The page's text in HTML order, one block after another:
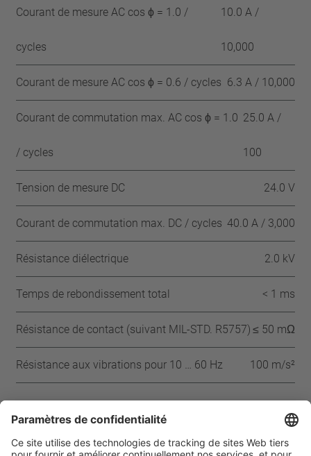
Courant de mesure AC cos ϕ = 1.0 /
cycles
10.0 A /
10,000
Courant de mesure AC cos ϕ = 0.6 / cycles 6.3 A / 10,000
Courant de commutation max. AC cos ϕ = 1.0
/ cycles
25.0 A /
100
Tension de mesure DC 24.0 V
Courant de commutation max. DC / cycles 40.0 A / 3,000
Résistance diélectrique 2.0 kV
Temps de rebondissement total < 1 ms
Résistance de contact (suivant MIL-STD. R5757) ≤ 50 mΩ
Résistance aux vibrations pour 10 … 60 Hz 100 m/s²
Approbations